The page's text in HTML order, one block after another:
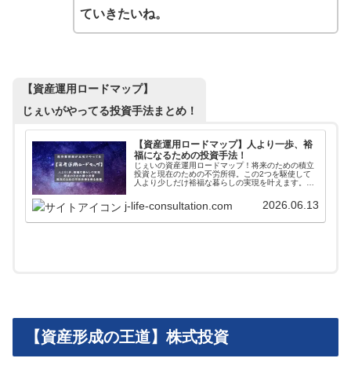
ていきたいね。
【資産運用ロードマップ】
じぇいがやってる投資手法まとめ！
【資産運用ロードマップ】人より一歩、裕
福になるための投資手法！
じぇいの資産運用ロードマップ！将来のための積立
投資と現在のための不労所得。この2つを駆使して
人より少しだけ裕福な暮らしの実現を叶えます。そ
解説していきます。100万から始めるポートフォリ
オも公開中！
j-life-consultation.com 2026.06.13
【資産形成の王道】株式投資